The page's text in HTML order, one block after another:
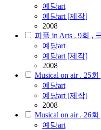
예당art
예당art [제작]
2008
피플 in Arts . 9회 ,
예당art
예당art [제작]
2008
Musical on air . 25
예당art
예당art [제작]
2008
Musical on air . 26
예당art